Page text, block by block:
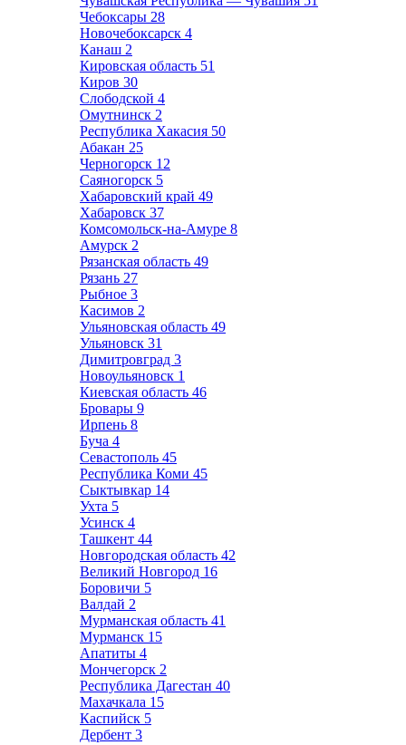
Чебоксары 28
Новочебоксарск 4
Канаш 2
Кировская область 51
Киров 30
Слободской 4
Омутнинск 2
Республика Хакасия 50
Абакан 25
Черногорск 12
Саяногорск 5
Хабаровский край 49
Хабаровск 37
Комсомольск-на-Амуре 8
Амурск 2
Рязанская область 49
Рязань 27
Рыбное 3
Касимов 2
Ульяновская область 49
Ульяновск 31
Димитровград 3
Новоульяновск 1
Киевская область 46
Бровары 9
Ирпень 8
Буча 4
Севастополь 45
Республика Коми 45
Сыктывкар 14
Ухта 5
Усинск 4
Ташкент 44
Новгородская область 42
Великий Новгород 16
Боровичи 5
Валдай 2
Мурманская область 41
Мурманск 15
Апатиты 4
Мончегорск 2
Республика Дагестан 40
Махачкала 15
Каспийск 5
Дербент 3